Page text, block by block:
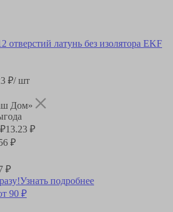
₽/ шт
Дом»
13.23 ₽
₽
₽
Узнать подробнее
90 ₽